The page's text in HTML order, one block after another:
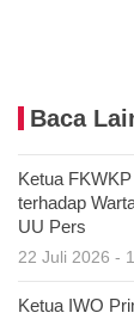
Baca
Ketua
terhadap
UU Pers
22 Juli 2026 -
Ketua IWO